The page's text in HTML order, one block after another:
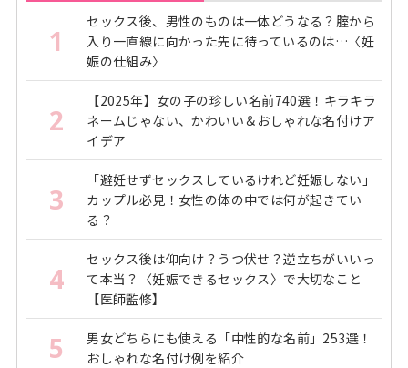
1
セックス後、男性のものは一体どうなる？腟から
入り一直線に向かった先に待っているのは…〈妊
娠の仕組み〉
2
【2025年】女の子の珍しい名前740選！キラキラ
ネームじゃない、かわいい＆おしゃれな名付けア
イデア
3
「避妊せずセックスしているけれど妊娠しない」
カップル必見！女性の体の中では何が起きてい
る？
4
セックス後は仰向け？うつ伏せ？逆立ちがいいっ
て本当？〈妊娠できるセックス〉で大切なこと
【医師監修】
5
男女どちらにも使える「中性的な名前」253選！
おしゃれな名付け例を紹介